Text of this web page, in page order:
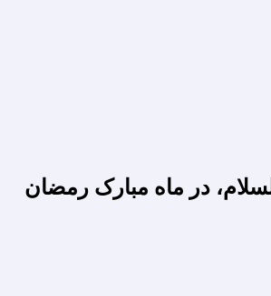
در ماه مبارک رمضان